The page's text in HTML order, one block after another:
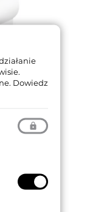
Dowiedz